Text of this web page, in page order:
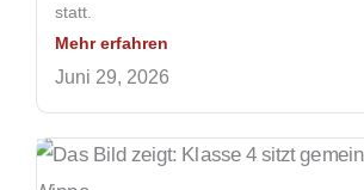
statt.
Mehr erfahren
Juni 29, 2026